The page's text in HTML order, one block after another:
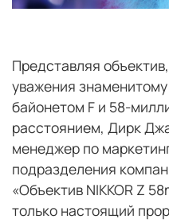
Представляя
уважения
байонетом F и 58-
расстоянием, Дирк
менеджер по
подразделения
«Объектив NIKKOR Z
только настоящий